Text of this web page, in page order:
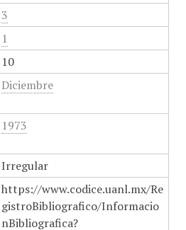
3
1
10
Diciembre
1973
Irregular
https://www.codice.uanl.mx/Re
gistroBibliografico/Informacio
nBibliografica?